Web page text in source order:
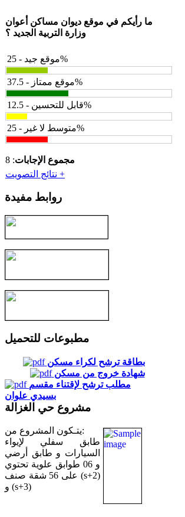
ما رأيكم في موقع ديوان مساكن أعوان
وزارة التربية الجديد ؟
موقع جيد - 25%
موقع ممتاز - 37.5%
قابل للتحسين - 12.5%
متوسط لا غير - 25%
مجموع الإجابات: 8
نتائج التصويت +
روابط مفيدة
مطبوعات للتحميل
بطاقة ترشح لكراء مسكن
شهادة خروج من مسكن
مطلب ترشح لإقتناء مقسم
بسيدي علوان
مشروع حي الغزالة
يتـكون المشروع من:
طابق سفلي لإيواء
السيارات و طابق أرضي
و 06 طوابق علوية تحتوي
على 56 شقة صنف (s+2)
و (s+3)